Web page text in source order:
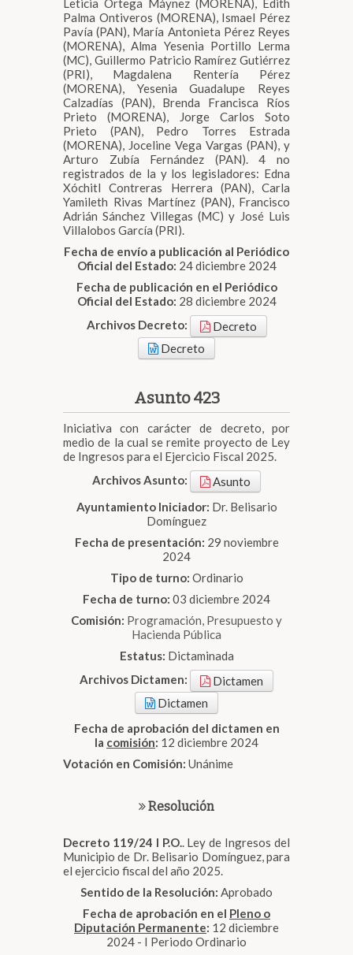
Leticia Ortega Máynez (MORENA), Edith
Palma Ontiveros (MORENA), Ismael Pérez
Pavía (PAN), María Antonieta Pérez Reyes
(MORENA), Alma Yesenia Portillo Lerma
(MC), Guillermo Patricio Ramírez Gutiérrez
(PRI), Magdalena Rentería Pérez
(MORENA), Yesenia Guadalupe Reyes
Calzadías (PAN), Brenda Francisca Ríos
Prieto (MORENA), Jorge Carlos Soto
Prieto (PAN), Pedro Torres Estrada
(MORENA), Joceline Vega Vargas (PAN), y
Arturo Zubía Fernández (PAN). 4 no
registrados de la y los legisladores: Edna
Xóchitl Contreras Herrera (PAN), Carla
Yamileth Rivas Martínez (PAN), Francisco
Adrián Sánchez Villegas (MC) y José Luis
Villalobos García (PRI).
Fecha de envío a publicación al Periódico
Oficial del Estado: 24 diciembre 2024
Fecha de publicación en el Periódico
Oficial del Estado: 28 diciembre 2024
Archivos Decreto:
Decreto
Decreto
Asunto 423
Iniciativa con carácter de decreto, por
medio de la cual se remite proyecto de Ley
de Ingresos para el Ejercicio Fiscal 2025.
Archivos Asunto:
Asunto
Ayuntamiento Iniciador: Dr. Belisario
Domínguez
Fecha de presentación: 29 noviembre
2024
Tipo de turno: Ordinario
Fecha de turno: 03 diciembre 2024
Comisión: Programación, Presupuesto y
Hacienda Pública
Estatus: Dictaminada
Archivos Dictamen:
Dictamen
Dictamen
Fecha de aprobación del dictamen en
la comisión: 12 diciembre 2024
Votación en Comisión: Unánime
Resolución
Decreto 119/24 I P.O.. Ley de Ingresos del
Municipio de Dr. Belisario Domínguez, para
el ejercicio fiscal del año 2025.
Sentido de la Resolución: Aprobado
Fecha de aprobación en el Pleno o
Diputación Permanente: 12 diciembre
2024 - I Periodo Ordinario